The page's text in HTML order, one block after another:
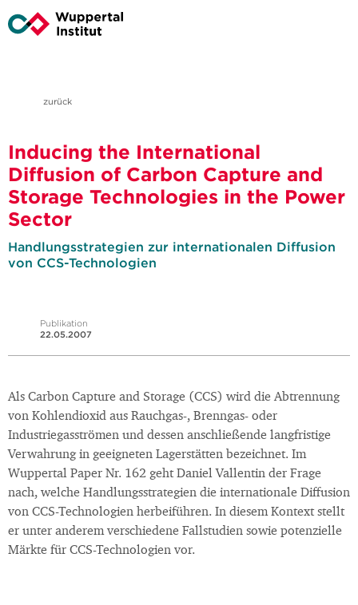
zurück
Inducing the International
Diffusion of Carbon Capture and
Storage Technologies in the Power
Sector
Handlungsstrategien zur internationalen Diffusion
von CCS-Technologien
Publikation
22.05.2007
Als Carbon Capture and Storage (CCS) wird die Abtrennung
von Kohlendioxid aus Rauchgas-, Brenngas- oder
Industriegasströmen und dessen anschließende langfristige
Verwahrung in geeigneten Lagerstätten bezeichnet. Im
Wuppertal Paper Nr. 162 geht Daniel Vallentin der Frage
nach, welche Handlungsstrategien die internationale Diffusion
von CCS-Technologien herbeiführen. In diesem Kontext stellt
er unter anderem verschiedene Fallstudien sowie potenzielle
Märkte für CCS-Technologien vor.